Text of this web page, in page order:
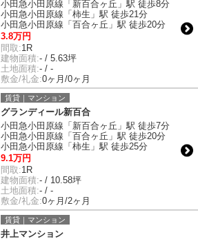
小田急小田原線「新百合ヶ丘」駅 徒歩8分
小田急小田原線「柿生」駅 徒歩21分
小田急小田原線「百合ヶ丘」駅 徒歩20分
3.8万円
間取:1R
建物面積:- / 5.63坪
土地面積:- / -
敷金/礼金:0ヶ月/0ヶ月
賃貸｜マンション
グランディール新百合
小田急小田原線「新百合ヶ丘」駅 徒歩7分
小田急小田原線「百合ヶ丘」駅 徒歩20分
小田急小田原線「柿生」駅 徒歩25分
9.1万円
間取:1R
建物面積:- / 10.58坪
土地面積:- / -
敷金/礼金:0ヶ月/2ヶ月
賃貸｜マンション
井上マンション